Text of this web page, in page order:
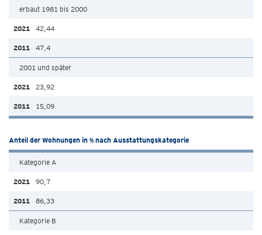
erbaut 1981 bis 2000
42,44
47,4
2001 und später
23,92
15,09
Anteil der Wohnungen in % nach Ausstattungskategorie
Kategorie A
90,7
86,33
Kategorie B